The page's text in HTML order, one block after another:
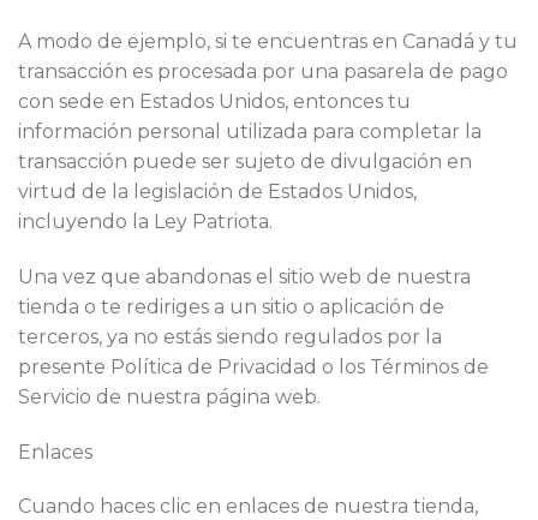
A modo de ejemplo, si te encuentras en Canadá y tu
transacción es procesada por una pasarela de pago
con sede en Estados Unidos, entonces tu
información personal utilizada para completar la
transacción puede ser sujeto de divulgación en
virtud de la legislación de Estados Unidos,
incluyendo la Ley Patriota.
Una vez que abandonas el sitio web de nuestra
tienda o te rediriges a un sitio o aplicación de
terceros, ya no estás siendo regulados por la
presente Política de Privacidad o los Términos de
Servicio de nuestra página web.
Enlaces
Cuando haces clic en enlaces de nuestra tienda,